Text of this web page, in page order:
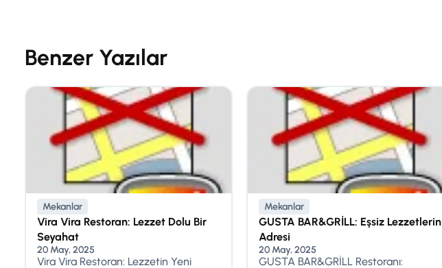
Benzer Yazılar
Mekanlar
Vira Vira Restoran: Lezzet Dolu Bir
Seyahat
20 May, 2025
Vira Vira Restoran: Lezzetin Yeni
Mekanlar
GUSTA BAR&GRİLL: Eşsiz Lezzetlerin
Adresi
20 May, 2025
GUSTA BAR&GRİLL Restoranı: